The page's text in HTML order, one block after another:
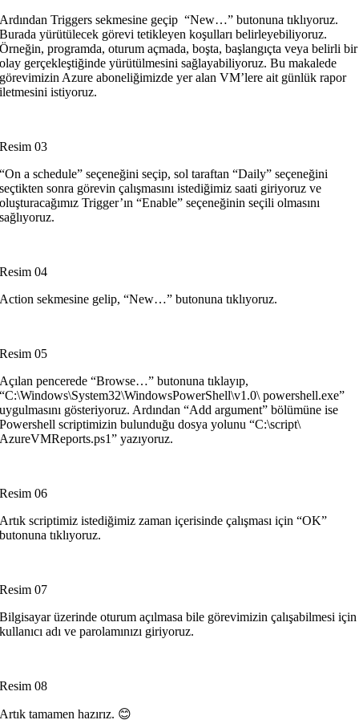
Ardından Triggers sekmesine geçip “New…” butonuna tıklıyoruz.
Burada yürütülecek görevi tetikleyen koşulları belirleyebiliyoruz.
Örneğin, programda, oturum açmada, boşta, başlangıçta veya belirli bir
olay gerçekleştiğinde yürütülmesini sağlayabiliyoruz. Bu makalede
görevimizin Azure aboneliğimizde yer alan VM’lere ait günlük rapor
iletmesini istiyoruz.
Resim 03
“On a schedule” seçeneğini seçip, sol taraftan “Daily” seçeneğini
seçtikten sonra görevin çalışmasını istediğimiz saati giriyoruz ve
oluşturacağımız Trigger’ın “Enable” seçeneğinin seçili olmasını
sağlıyoruz.
Resim 04
Action sekmesine gelip, “New…” butonuna tıklıyoruz.
Resim 05
Açılan pencerede “Browse…” butonuna tıklayıp,
“C:\Windows\System32\WindowsPowerShell\v1.0\ powershell.exe”
uygulmasını gösteriyoruz. Ardından “Add argument” bölümüne ise
Powershell scriptimizin bulunduğu dosya yolunu “C:\script\
AzureVMReports.ps1” yazıyoruz.
Resim 06
Artık scriptimiz istediğimiz zaman içerisinde çalışması için “OK”
butonuna tıklıyoruz.
Resim 07
Bilgisayar üzerinde oturum açılmasa bile görevimizin çalışabilmesi için
kullanıcı adı ve parolamınızı giriyoruz.
Resim 08
Artık tamamen hazırız. 😊